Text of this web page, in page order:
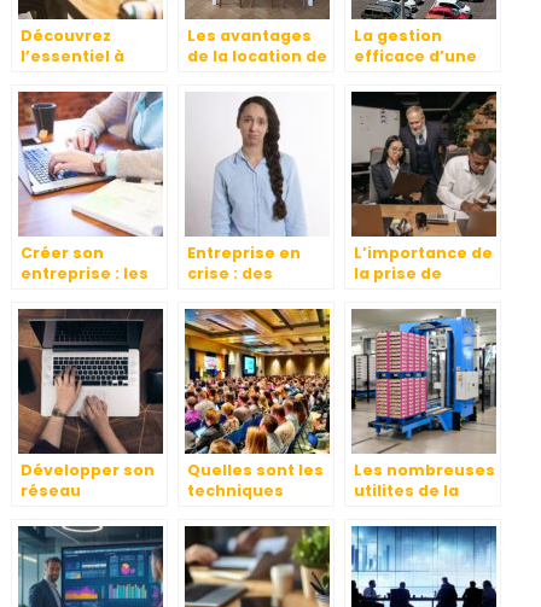
Découvrez
l’essentiel à
entreprise, le
travail et le
capital
Les avantages
de la location de
La gestion
efficace d’une
automobile
Créer son
entreprise : les
pas négliger
Entreprise en
crise : des
décisions
L’importance de
la prise de
Développer son
réseau
Afrique
Quelles sont les
techniques
réussir
l’animation d’un
événement
professionnel ?
Les nombreuses
utilites de la
un outil
indispensable